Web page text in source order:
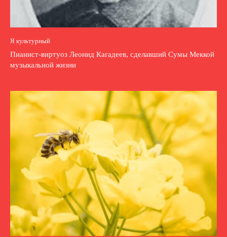
Я культурный
Пианист-виртуоз Леонид Кагадеев, сделавший Сумы Меккой
музыкальной жизни